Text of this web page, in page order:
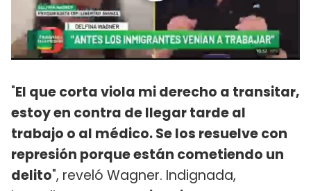
"El que corta viola mi derecho a transitar,
estoy en contra de llegar tarde al
trabajo o al médico. Se los resuelve con
represión porque están cometiendo un
delito", reveló Wagner. Indignada,